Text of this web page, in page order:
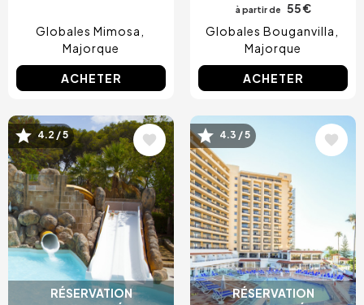
Globales Mimosa
Majorque
ACHETER
à partir de
55 €
Globales Bouganvilla
Majorque
ACHETER
RÉSERVATION
Image
4.2 / 5
RÉSERVATION
Image
4.3 / 5